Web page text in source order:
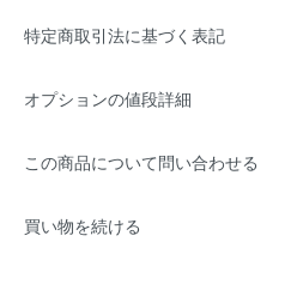
特定商取引法に基づく表記
オプションの値段詳細
この商品について問い合わせる
買い物を続ける